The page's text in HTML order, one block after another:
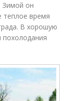
Зимой он
теплое время
В хорошую
похолодания